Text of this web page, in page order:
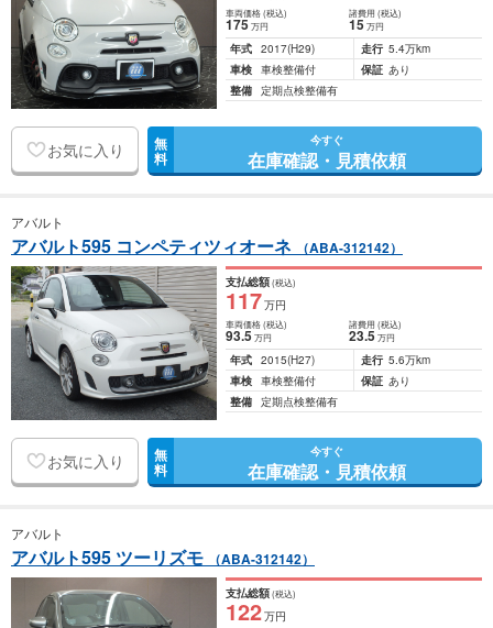
車両価格(税込)
175万円
諸費用 (税込)
15 万円
年式 2017(H29) 走行 5.4万km
車検 車検整備付 保証 あり
整備 定期点検整備有
お気に入り 無
料
今すぐ
在庫確認・見積依頼
アバルト
アバルト595 コンペティツィオーネ （ABA-312142）
支払総額(税込)
117万円
車両価格(税込)
93.5万円
諸費用 (税込)
23.5 万円
年式 2015(H27) 走行 5.6万km
車検 車検整備付 保証 あり
整備 定期点検整備有
お気に入り 無
料
今すぐ
在庫確認・見積依頼
アバルト
アバルト595 ツーリズモ （ABA-312142）
支払総額(税込)
122万円